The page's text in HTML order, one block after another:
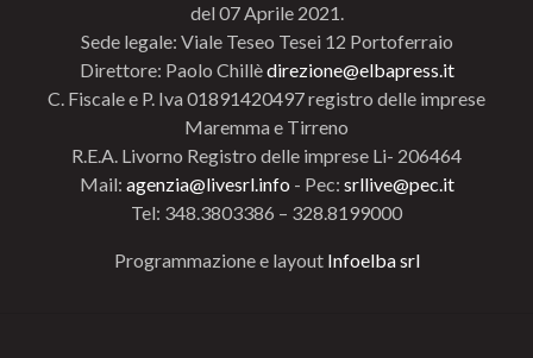
del 07 Aprile 2021.
Sede legale: Viale Teseo Tesei 12 Portoferraio
Direttore: Paolo Chillèdirezione@elbapress.it
C. Fiscale e P. Iva 01891420497 registro delle imprese
Maremma e Tirreno
R.E.A. Livorno Registro delle imprese Li- 206464
Mail: agenzia@livesrl.info - Pec: srllive@pec.it
Tel: 348.3803386 – 328.8199000
Programmazione e layout Infoelba srl